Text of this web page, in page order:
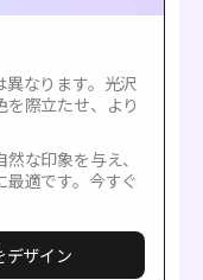
なります。光沢
際立たせ、より
な印象を与え、
適です。今すぐ
デザイン